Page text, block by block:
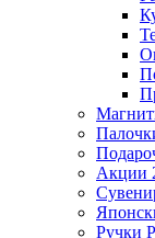
Акции
Ручки